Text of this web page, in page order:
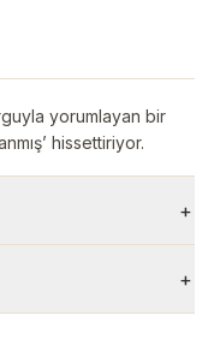
yorumlayan bir
hissettiriyor.
+
+